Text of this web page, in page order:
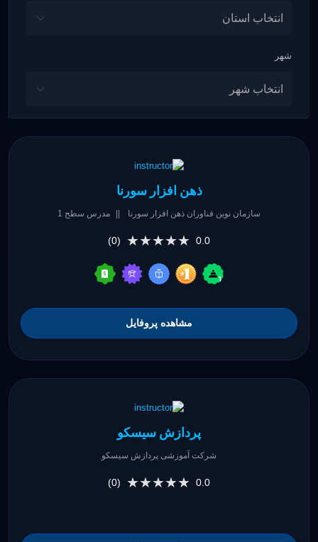
شهر
ذهن افزار سورنا
سازمان نوین فناوران ذهن افزار سورنا مدرس سطح 1
0.0
★★★★★
★★★★★
(0)
مشاهده پروفایل
پردازش سیسکو
شرکت آموزشی پردازش سیسکو
0.0
★★★★★
★★★★★
(0)